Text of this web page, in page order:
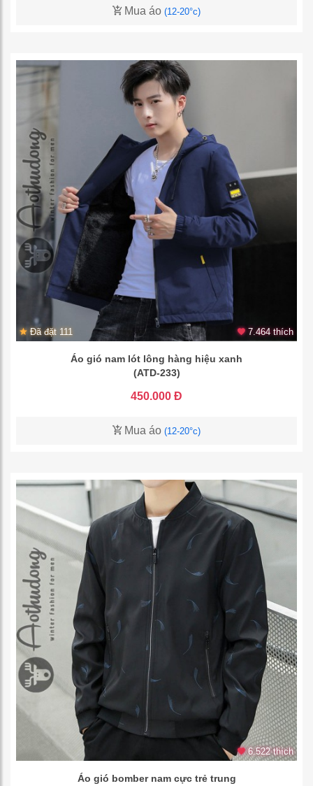
Mua áo (12-20°c)
Đã đặt 111 7.464 thích
Áo gió nam lót lông hàng hiệu xanh
(ATD-233)
450.000 Đ
Mua áo (12-20°c)
6.522 thích
Áo gió bomber nam cực trẻ trung